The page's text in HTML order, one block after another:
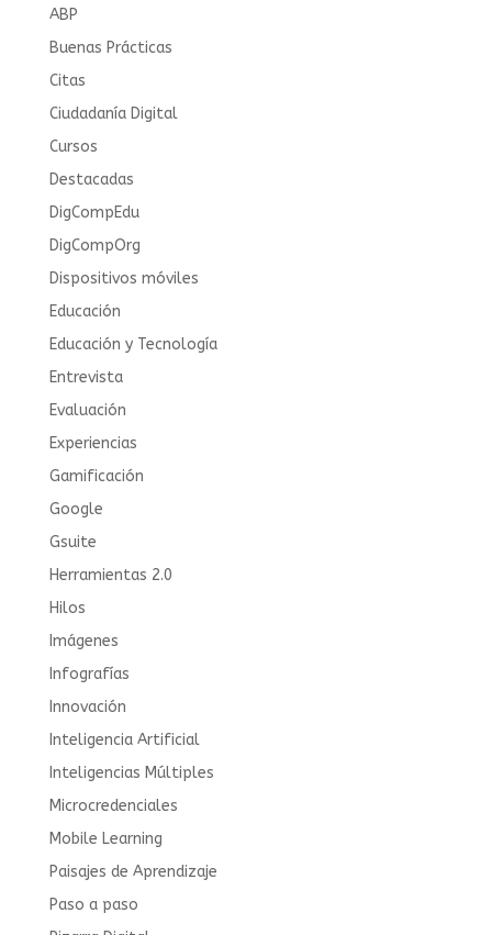
ABP
Buenas Prácticas
Citas
Ciudadanía Digital
Cursos
Destacadas
DigCompEdu
DigCompOrg
Dispositivos móviles
Educación
Educación y Tecnología
Entrevista
Evaluación
Experiencias
Gamificación
Google
Gsuite
Herramientas 2.0
Hilos
Imágenes
Infografías
Innovación
Inteligencia Artificial
Inteligencias Múltiples
Microcredenciales
Mobile Learning
Paisajes de Aprendizaje
Paso a paso